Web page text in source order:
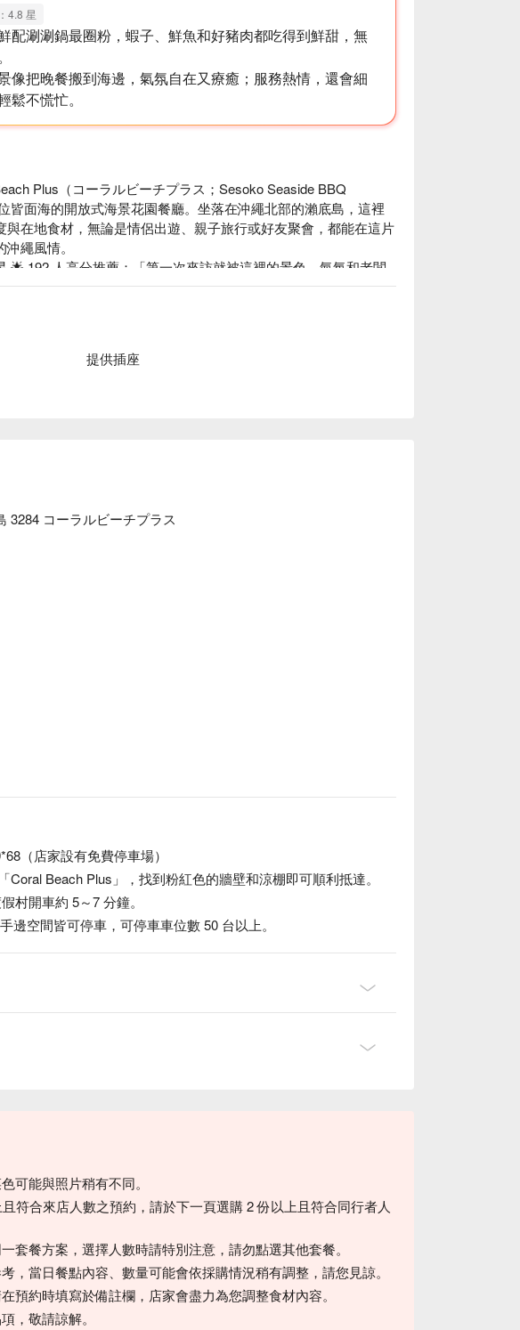
4.8 星
配涮涮鍋最圈粉，蝦子、鮮魚和好豬肉都吃得到鮮甜，無
像把晚餐搬到海邊，氣氛自在又療癒；服務熱情，還會細
鬆不慌忙。
Plus（コーラルビーチプラス；Sesoko Seaside BBQ
皆面海的開放式海景花園餐廳。坐落在沖繩北部的瀨底島，這裡
與在地食材，無論是情侶出遊、親子旅行或好友聚會，都能在這片
繩風情。
🌟 192 人高分推薦：「第一次來訪就被這裡的景色、氣氛和老闆
、烤肉擺盤用心，每一道料理都吃得出細節和溫度。特別感謝老闆
料理、介紹，真的讓人感動。看著孩子在海邊奔跑、大人放鬆喝
一刻。希望這間充滿靈魂的店能被更多人看見，也願老闆一切平安
與鮮甜肉汁完美融合，帶來口口入魂的美味體驗。無論你是想享
湛藍的沙灘海岸，旅客還能安排水上活動與 BBQ 結合，從日出
提供插座
3284 コーラルビーチプラス
（店家設有免費停車場）
Coral Beach Plus」，找到粉紅色的牆壁和涼棚即可順利抵達。
村開車約 5～7 分鐘。
邊空間皆可停車，可停車車位數 50 台以上。
可能與照片稍有不同。
符合來店人數之預約，請於下一頁選購 2 份以上且符合同行者人
套餐方案，選擇人數時請特別注意，請勿點選其他套餐。
，當日餐點內容、數量可能會依採購情況稍有調整，請您見諒。
預約時填寫於備註欄，店家會盡力為您調整食材內容。
，敬請諒解。